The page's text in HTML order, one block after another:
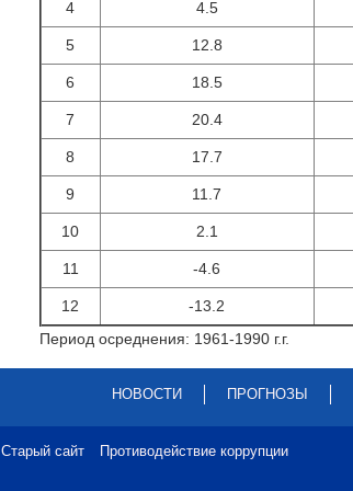
4 4.5
5 12.8
6 18.5
7 20.4
8 17.7
9 11.7
10 2.1
11 -4.6
12 -13.2
Период осреднения: 1961-1990 г.г.
НОВОСТИ ПРОГНОЗЫ
Старый сайт Противодействие коррупции